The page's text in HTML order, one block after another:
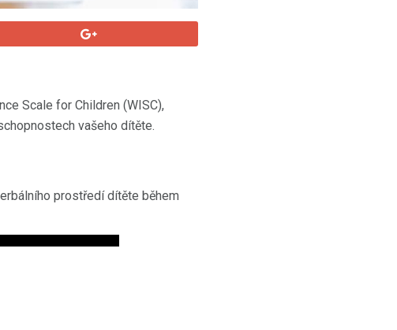
Scale for Children (WISC),
vašeho dítěte.
prostředí dítěte během